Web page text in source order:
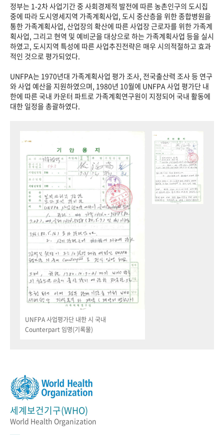
정부는 1-2차 사업기간 중 사회경제적 발전에 따른 농촌인구의 도시집
중에 따라 도시영세지역 가족계획사업, 도시 중산층을 위한 종합병원을
통한 가족계획사업, 산업장의 확산에 따른 사업장 근로자를 위한 가족계
획사업, 그리고 현역 및 예비군을 대상으로 하는 가족계획사업 등을 실시
하였고, 도시지역 특성에 따른 사업추진전략은 매우 시의적절하고 효과
적인 것으로 평가되었다.
UNFPA는 1970년대 가족계획사업 평가 조사, 전국출산력 조사 등 연구
와 사업 예산을 지원하였으며, 1980년 10월에 UNFPA 사업 평가단 내
한에 따른 국내 카운터 파트로 가족계획연구원이 지정되어 국내 활동에
대한 일정을 총괄하였다.
UNFPA 사업평가단 내한 시 국내
Counterpart 임명(기록물)
세계보건기구(WHO)
World Health Organization